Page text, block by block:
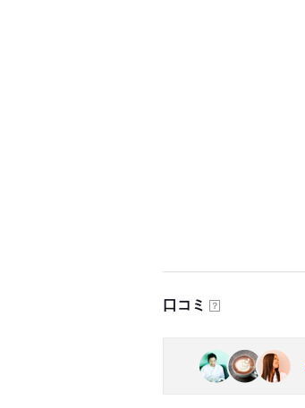
口コミ ？